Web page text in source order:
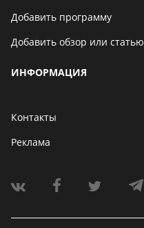
Добавить программу
Добавить обзор или статью
ИНФОРМАЦИЯ
Контакты
Реклама